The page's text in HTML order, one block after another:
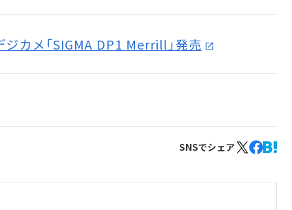
カメ「SIGMA DP1 Merrill」発売
SNSでシェア